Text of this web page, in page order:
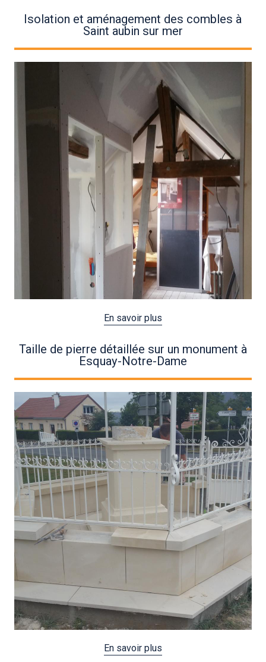
Isolation et aménagement des combles à
Saint aubin sur mer
En savoir plus
Taille de pierre détaillée sur un monument à
Esquay-Notre-Dame
En savoir plus